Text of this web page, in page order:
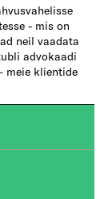
- mis on
neil vaadata
advokaadi
meie klientide